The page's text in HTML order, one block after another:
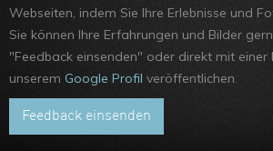
Webseiten, indem Sie Ihre Erlebnisse und
Sie können Ihre Erfahrungen und Bilder
"Feedback einsenden" oder direkt mit
unserem Google Profil veröffentlichen.
Feedback einsenden